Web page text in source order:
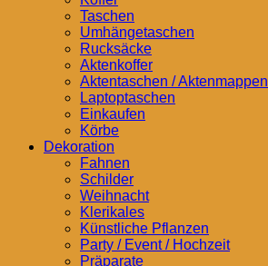
Taschen
Umhängetaschen
Rucksäcke
Aktenkoffer
Aktentaschen / Aktenmappen
Laptoptaschen
Einkaufen
Körbe
Dekoration
Fahnen
Schilder
Weihnacht
Klerikales
Künstliche Pflanzen
Party / Event / Hochzeit
Präparate